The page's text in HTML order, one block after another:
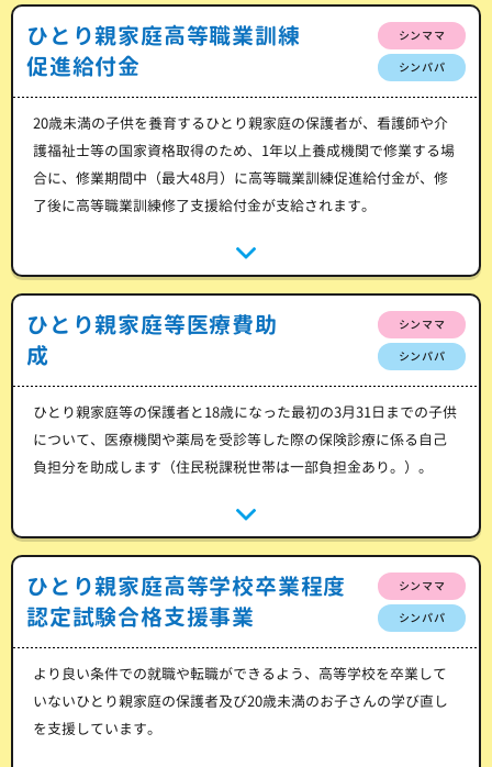
ひとり親家庭高等職業訓練
促進給付金
シンママ
シンパパ
20歳未満の子供を養育するひとり親家庭の保護者が、看護師や介
護福祉士等の国家資格取得のため、1年以上養成機関で修業する場
合に、修業期間中（最大48月）に高等職業訓練促進給付金が、修
了後に高等職業訓練修了支援給付金が支給されます。
ひとり親家庭等医療費助
成
シンママ
シンパパ
ひとり親家庭等の保護者と18歳になった最初の3月31日までの子供
について、医療機関や薬局を受診等した際の保険診療に係る自己
負担分を助成します（住民税課税世帯は一部負担金あり。）。
ひとり親家庭高等学校卒業程度
認定試験合格支援事業
シンママ
シンパパ
より良い条件での就職や転職ができるよう、高等学校を卒業して
いないひとり親家庭の保護者及び20歳未満のお子さんの学び直し
を支援しています。